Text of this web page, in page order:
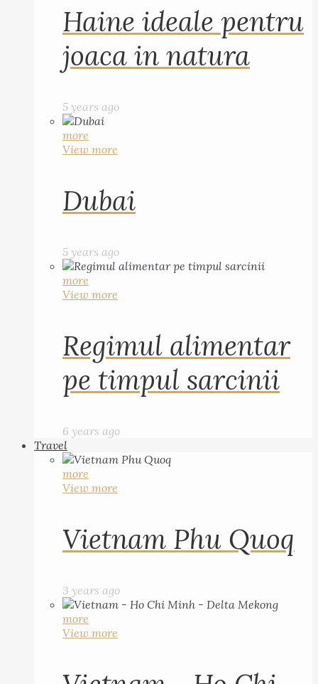
Haine ideale pentru
joaca in natura
5 years ago
more
View more
Dubai
5 years ago
more
View more
Regimul alimentar
pe timpul sarcinii
6 years ago
Travel
more
View more
Vietnam Phu Quoq
3 years ago
more
View more